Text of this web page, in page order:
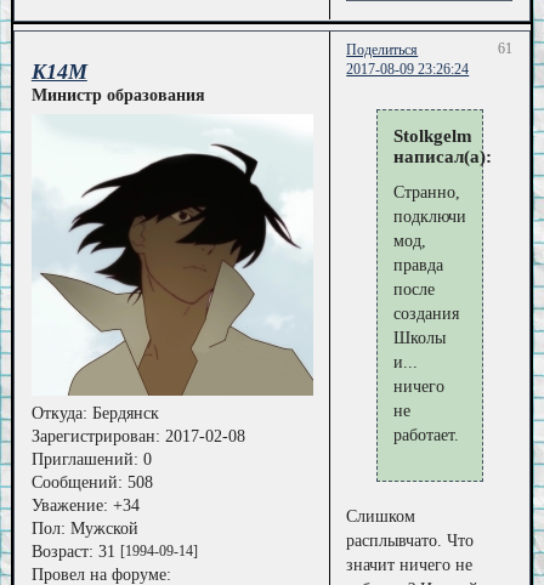
Поделиться
61
2017-08-09 23:26:24
K14M
Министр образования
Откуда: Бердянск
Зарегистрирован: 2017-02-08
Приглашений: 0
Сообщений: 508
Уважение: +34
Пол: Мужской
Возраст: 31 [1994-09-14]
Провел на форуме:
Stolkgelm
написал(а):
Странно,
подключил
мод,
правда
после
создания
Школы
и...
ничего
не
работает.
Слишком
расплывчато. Что
значит ничего не